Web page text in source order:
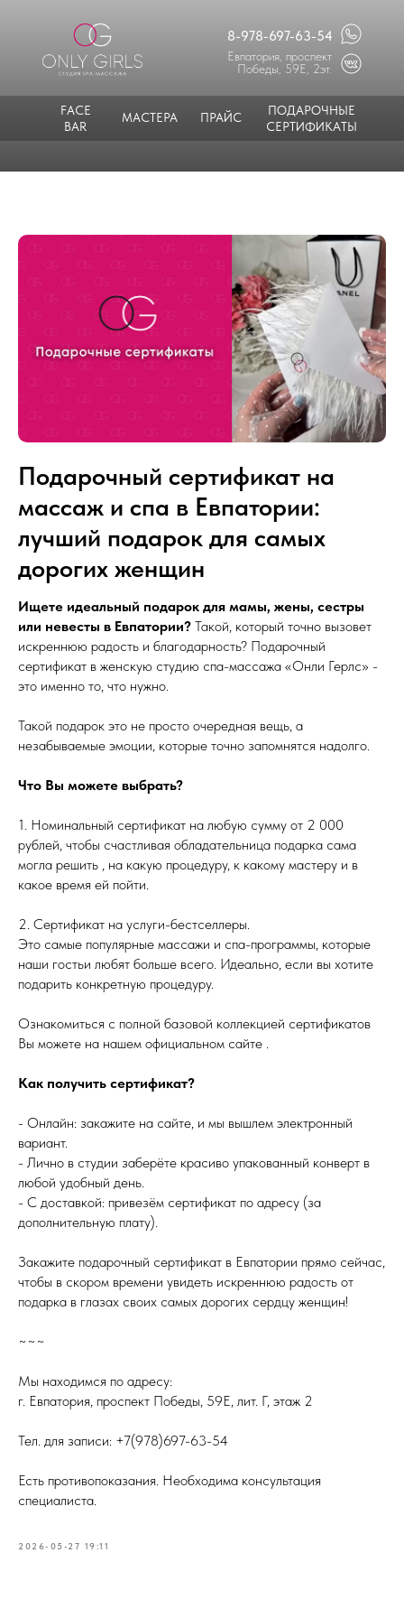
FACE
BAR
МАСТЕРА ПРАЙС
ПОДАРОЧНЫЕ
СЕРТИФИКАТЫ
8-978-697-63-54
Евпатория, проспект
Победы, 59Е, 2эт.
Подарочный сертификат на
массаж и спа в Евпатории:
лучший подарок для самых
дорогих женщин
Ищете идеальный подарок для мамы, жены, сестры
или невесты в Евпатории? Такой, который точно вызовет
искреннюю радость и благодарность? Подарочный
сертификат в женскую студию спа-массажа «Онли Герлс» -
это именно то, что нужно.
Такой подарок это не просто очередная вещь, а
незабываемые эмоции, которые точно запомнятся надолго.
Что Вы можете выбрать?
1. Номинальный сертификат на любую сумму от 2 000
рублей, чтобы счастливая обладательница подарка сама
могла решить , на какую процедуру, к какому мастеру и в
какое время ей пойти.
2. Сертификат на услуги-бестселлеры.
Это самые популярные массажи и спа-программы, которые
наши гостьи любят больше всего. Идеально, если вы хотите
подарить конкретную процедуру.
Ознакомиться с полной базовой коллекцией сертификатов
Вы можете на нашем официальном сайте .
Как получить сертификат?
- Онлайн: закажите на сайте, и мы вышлем электронный
вариант.
- Лично в студии заберёте красиво упакованный конверт в
любой удобный день.
- С доставкой: привезём сертификат по адресу (за
дополнительную плату).
Закажите подарочный сертификат в Евпатории прямо сейчас,
чтобы в скором времени увидеть искреннюю радость от
подарка в глазах своих самых дорогих сердцу женщин!
~~~
Мы находимся по адресу:
г. Евпатория, проспект Победы, 59Е, лит. Г, этаж 2
Тел. для записи: +7(978)697-63-54
Есть противопоказания. Необходима консультация
специалиста.
2026-05-27 19:11